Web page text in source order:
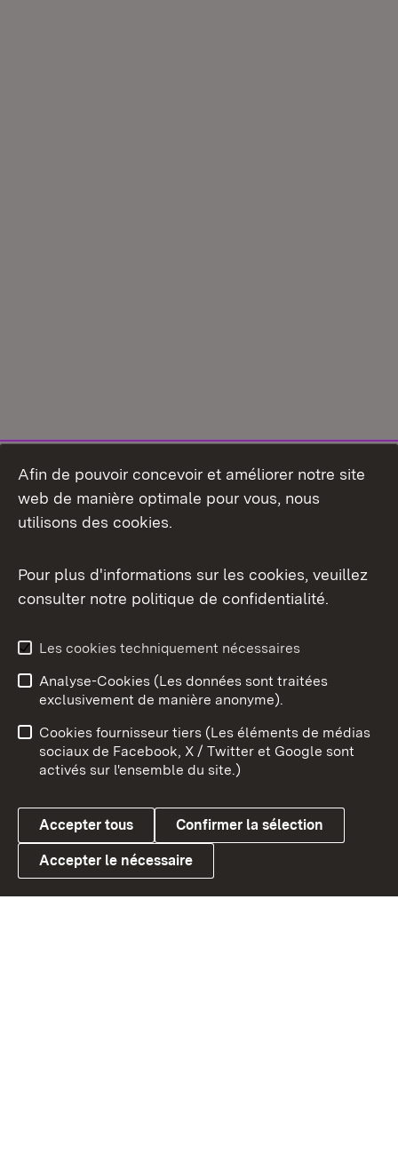
Aperçu des thèmes
Link zum Landesportal
Conseils d'utilisation
Confidentialité
Cookies
Afin de pouvoir concevoir et améliorer notre site
web de manière optimale pour vous, nous
utilisons des cookies.
Pour plus d'informations sur les cookies, veuillez
consulter notre politique de confidentialité.
Les cookies techniquement nécessaires
Analyse-Cookies (Les données sont traitées
exclusivement de manière anonyme).
Cookies fournisseur tiers (Les éléments de médias
sociaux de Facebook, X / Twitter et Google sont
activés sur l'ensemble du site.)
Accepter tous Confirmer la sélection
Accepter le nécessaire